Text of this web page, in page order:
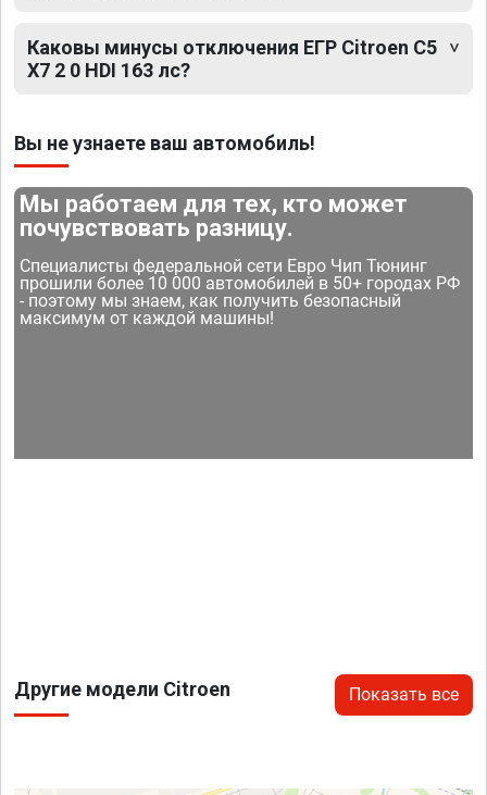
Каковы минусы отключения ЕГР Citroen C5
X7 2 0 HDI 163 лс?
Вы не узнаете ваш автомобиль!
Мы работаем для тех, кто может
почувствовать разницу.
Специалисты федеральной сети Евро Чип Тюнинг
прошили более 10 000 автомобилей в 50+ городах РФ
- поэтому мы знаем, как получить безопасный
максимум от каждой машины!
Другие модели Citroen Показать все